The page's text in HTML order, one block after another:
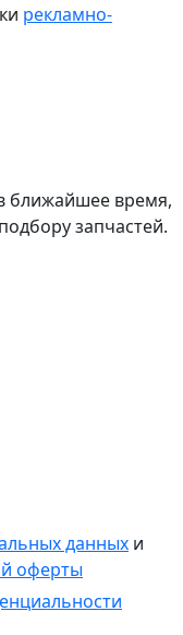
рекламно-
ближайшее время,
запчастей.
данных и
оферты